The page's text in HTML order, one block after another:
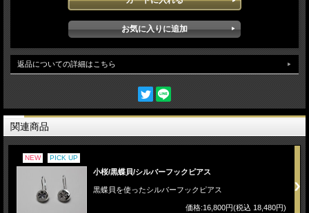
返品についての詳細はこちら
関連商品
NEW PICK UP
小桜/黒蝶貝/シルバーフックピアス
黒蝶貝を使ったシルバーフックピアス
価格:16,800円(税込 18,480円)